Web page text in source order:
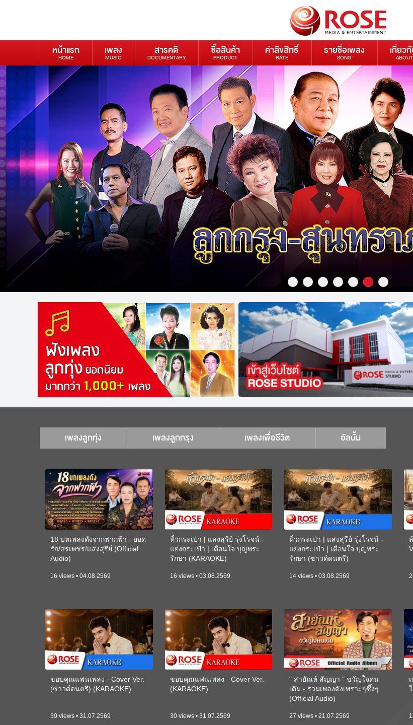
หน้าแรก
HOME
เพลง
MUSIC
สารคดี
DOCUMENTARY
ซื้อสินค้า
PRODUCT
ค่าลิขสิทธิ์
RATE
รายชื่อเพลง
SONG
เกี่ยว
เพลงลูกทุ่ง เพลงลูกกรุง เพลงเพื่อชีวิต อัลบั้ม
18 บทเพลงดังจากฟากฟ้า - ยอด
รัก/ศรเพชร/แสงสุรีย์ (Official
Audio)
16 views • 04.08.2569
หิ้วกระเป๋า | แสงสุรีย์ รุ่งโรจน์ -
แย่งกระเป๋า | เตือนใจ บุญพระ
รักษา (KARAOKE)
16 views • 03.08.2569
หิ้วกระเป๋า | แสงสุรีย์ รุ่งโรจน์ -
แย่งกระเป๋า | เตือนใจ บุญพระ
รักษา (ซาวด์ดนตรี)
14 views • 03.08.2569
ขอบคุณแฟนเพลง - Cover Ver.
(ซาวด์ดนตรี) (KARAOKE)
30 views • 31.07.2569
ขอบคุณแฟนเพลง - Cover Ver.
(KARAOKE)
30 views • 31.07.2569
" สายัณห์ สัญญา " ขวัญใจคน
เดิม - รวมเพลงดังเพราะๆซึ้งๆ
(Official Audio)
27 views • 21.07.2569